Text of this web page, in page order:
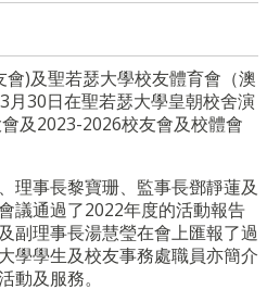
)及聖若瑟大學校友體育會（澳
月30日在聖若瑟大學皇朝校舍演
及2023-2026校友會及校體會
理事長黎寶珊、監事長鄧靜蓮及
議通過了2022年度的活動報告
副理事長湯慧瑩在會上匯報了過
學學生及校友事務處職員亦簡介
動及服務。